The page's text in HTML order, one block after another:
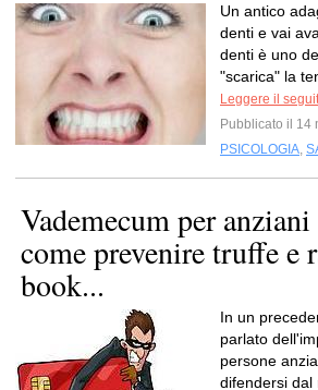
Un antico
denti e vai
denti è uno
"scarica" la
Leggere il
Pubblicato il 14
PSICOLOGIA,
Vademecum per
come prevenire truffe e
book...
In un
parlato
persone
difendersi dal